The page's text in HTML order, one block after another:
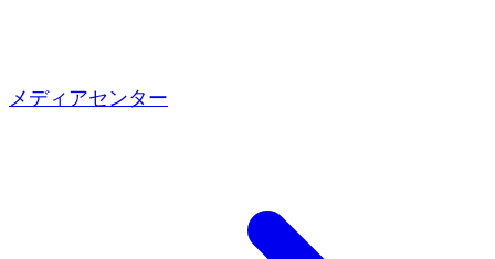
メディアセンター